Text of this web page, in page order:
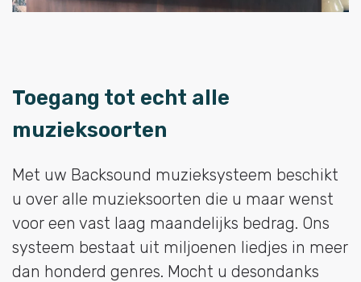
Toegang tot echt alle
muzieksoorten
Met uw Backsound muzieksysteem beschikt
u over alle muzieksoorten die u maar wenst
voor een vast laag maandelijks bedrag. Ons
systeem bestaat uit miljoenen liedjes in meer
dan honderd genres. Mocht u desondanks